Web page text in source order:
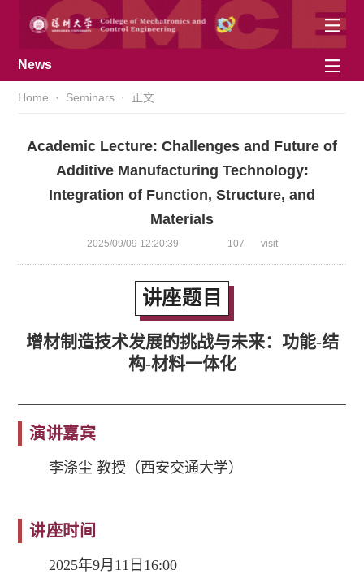
News
Home · Seminars · 正文
Academic Lecture: Challenges and Future of
Additive Manufacturing Technology:
Integration of Function, Structure, and
Materials
2025/09/09 12:20:39 107 visit
讲座题目
增材制造技术发展的挑战与未来：功能-结
构-材料一体化
演讲嘉宾
李涤尘 教授（西安交通大学）
讲座时间
2025年9月11日16:00